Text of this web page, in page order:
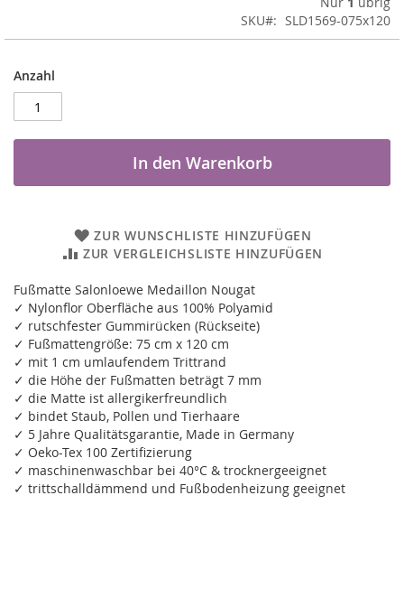
SKU
SLD1569-075x120
Anzahl
In den Warenkorb
ZUR WUNSCHLISTE HINZUFÜGEN
ZUR VERGLEICHSLISTE HINZUFÜGEN
Fußmatte Salonloewe Medaillon Nougat
✓ Nylonflor Oberfläche aus 100% Polyamid
✓ rutschfester Gummirücken (Rückseite)
✓ Fußmattengröße: 75 cm x 120 cm
✓ mit 1 cm umlaufendem Trittrand
✓ die Höhe der Fußmatten beträgt 7 mm
✓ die Matte ist allergikerfreundlich
✓ bindet Staub, Pollen und Tierhaare
✓ 5 Jahre Qualitätsgarantie, Made in Germany
✓ Oeko-Tex 100 Zertifizierung
✓ maschinenwaschbar bei 40°C & trocknergeeignet
✓ trittschalldämmend und Fußbodenheizung geeignet